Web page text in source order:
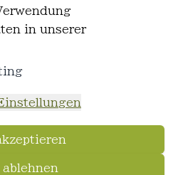
in unserer
ablehnen